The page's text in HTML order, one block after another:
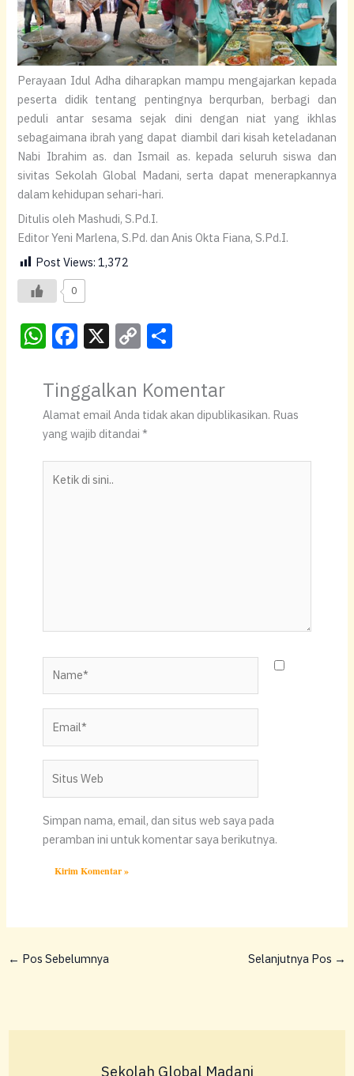
Perayaan Idul Adha diharapkan mampu mengajarkan kepada
peserta didik tentang pentingnya berqurban, berbagi dan
peduli antar sesama sejak dini dengan niat yang ikhlas
sebagaimana ibrah yang dapat diambil dari kisah keteladanan
Nabi Ibrahim as. dan Ismail as. kepada seluruh siswa dan
sivitas Sekolah Global Madani, serta dapat menerapkannya
dalam kehidupan sehari-hari.
Ditulis oleh Mashudi, S.Pd.I.
Editor Yeni Marlena, S.Pd. dan Anis Okta Fiana, S.Pd.I.
Post Views: 1,372
0
W
at
s
A
p
p
F
c
e
b
o
o
X C
p
y
Li
n
ar
e
Tinggalkan Komentar
Alamat email Anda tidak akan dipublikasikan. Ruas
yang wajib ditandai *
Web
Simpan nama, email, dan situs web saya pada
peramban ini untuk komentar saya berikutnya.
← Pos Sebelumnya Selanjutnya Pos →
Sekolah Global Madani